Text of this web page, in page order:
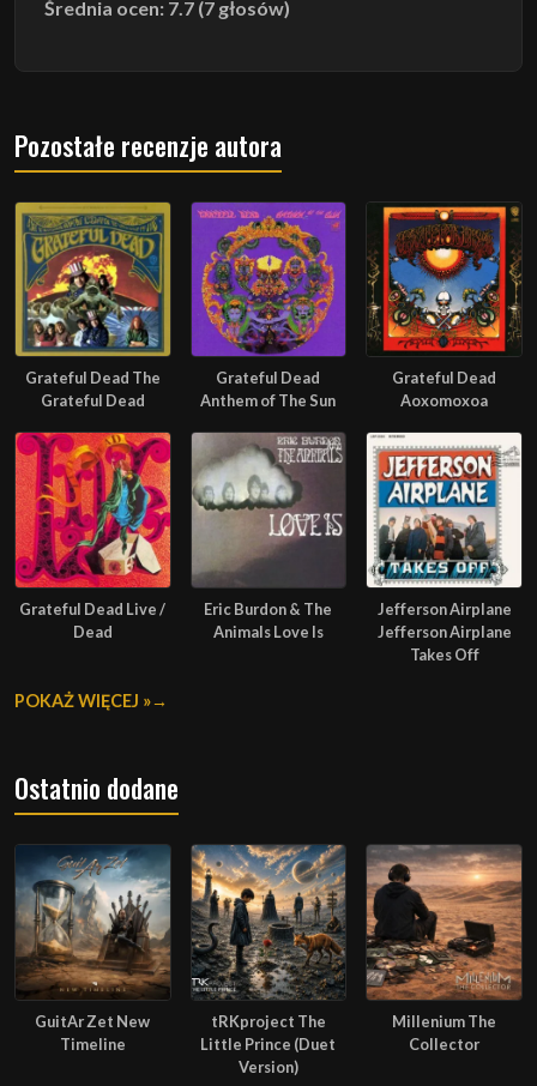
Średnia ocen: 7.7 (7 głosów)
Pozostałe recenzje autora
Grateful Dead The
Grateful Dead
Grateful Dead
Anthem of The Sun
Grateful Dead
Aoxomoxoa
Grateful Dead Live /
Dead
Eric Burdon & The
Animals Love Is
Jefferson Airplane
Jefferson Airplane
Takes Off
POKAŻ WIĘCEJ »
Ostatnio dodane
GuitAr Zet New
Timeline
tRKproject The
Little Prince (Duet
Version)
Millenium The
Collector